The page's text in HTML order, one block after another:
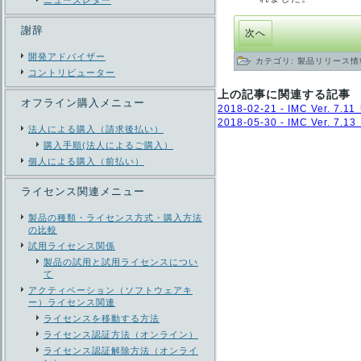
謝辞
開発アドバイザー
コントリビューター
オフライン購入メニュー
法人による購入（請求後払い）
購入手順(法人によるご購入）
個人による購入（前払い）
ライセンス関連メニュー
製品の種類・ライセンス方式・購入方法
の比較
試用ライセンス関係
製品の試用と試用ライセンスについ
て
アクティベーション（ソフトウェアキ
ー）ライセンス関連
ライセンスを移動する方法
ライセンス認証方法（オンライン）
ライセンス認証解除方法（オンライ
次へ
カテゴリ: 製品リリース情
上の記事に関連する記事
2018-02-21 - IMC Ver. 7.11
2018-05-30 - IMC Ver. 7.13